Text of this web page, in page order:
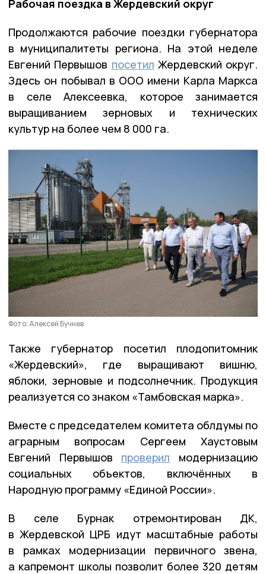
Рабочая поездка в Жердевский округ
Продолжаются рабочие поездки губернатора
в муниципалитеты региона. На этой неделе
Евгений Первышов посетил Жердевский округ.
Здесь он побывал в ООО имени Карла Маркса
в селе Алексеевка, которое занимается
выращиванием зерновых и технических
культур на более чем 8 000 га.
Фото: Алексей Бучнев
Также губернатор посетил плодопитомник
«Жердевский», где выращивают вишню,
яблоки, зерновые и подсолнечник. Продукция
реализуется со знаком «Тамбовская марка».
Вместе с председателем комитета облдумы по
аграрным вопросам Сергеем Хаустовым
Евгений Первышов проверил модернизацию
социальных объектов, включённых в
Народную программу «Единой России».
В селе Бурнак отремонтирован ДК,
в Жердевской ЦРБ идут масштабные работы
в рамках модернизации первичного звена,
а капремонт школы позволит более 320 детям